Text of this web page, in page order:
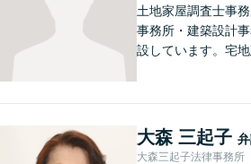
土地家屋調査士事
事務所・建築設計
設しています。宅地
不動産関係が得意
大森 三起子
大森三起子法律事務所